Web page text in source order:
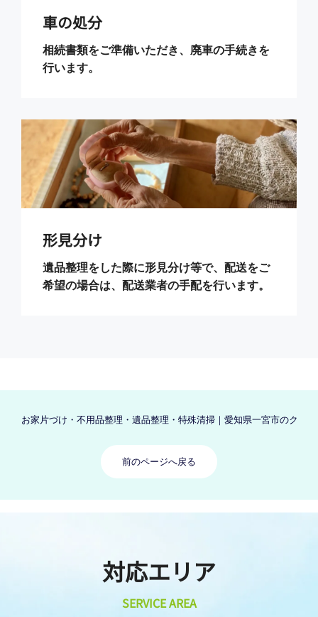
車の処分
相続書類をご準備いただき、廃車の手続きを
行います。
形見分け
遺品整理をした際に形見分け等で、配送をご
希望の場合は、配送業者の手配を行います。
お家片づけ・不用品整理・遺品整理・特殊清掃｜愛知県一宮市のクリ
前のページへ戻る
対応エリア
SERVICE AREA